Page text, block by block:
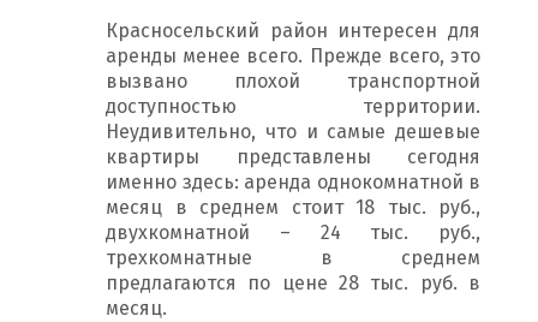
Красносельский район интересен для
аренды менее всего. Прежде всего, это
вызвано плохой транспортной
доступностью территории.
Неудивительно, что и самые дешевые
квартиры представлены сегодня
именно здесь: аренда однокомнатной в
месяц в среднем стоит 18 тыс. руб.,
двухкомнатной – 24 тыс. руб.,
трехкомнатные в среднем
предлагаются по цене 28 тыс. руб. в
месяц.